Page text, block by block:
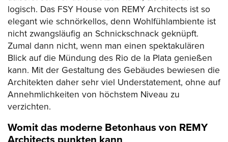
logisch. Das FSY House von REMY Architects ist so
elegant wie schnörkellos, denn Wohlfühlambiente ist
nicht zwangsläufig an Schnickschnack geknüpft.
Zumal dann nicht, wenn man einen spektakulären
Blick auf die Mündung des Rio de la Plata genießen
kann. Mit der Gestaltung des Gebäudes bewiesen die
Architekten daher sehr viel Understatement, ohne auf
Annehmlichkeiten von höchstem Niveau zu
verzichten.
Womit das moderne Betonhaus von REMY